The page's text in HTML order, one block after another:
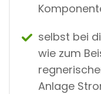
selbst bei
wie zum
Anlage